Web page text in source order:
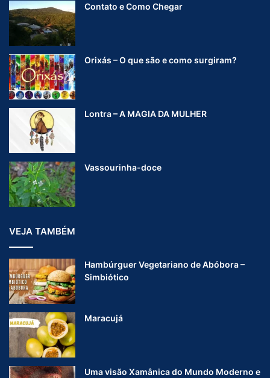
Contato e Como Chegar
Orixás – O que são e como surgiram?
Lontra – A MAGIA DA MULHER
Vassourinha-doce
VEJA TAMBÉM
Hambúrguer Vegetariano de Abóbora –
Simbiótico
Maracujá
Uma visão Xamânica do Mundo Moderno e